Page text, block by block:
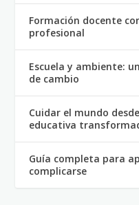
Formación docente
profesional
Escuela y ambiente:
de cambio
Cuidar el mundo
educativa
Guía completa para
complicarse